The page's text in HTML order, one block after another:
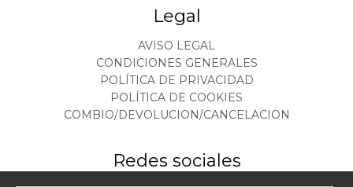
Legal
AVISO LEGAL
CONDICIONES GENERALES
POLÍTICA DE PRIVACIDAD
POLÍTICA DE COOKIES
COMBIO/DEVOLUCION/CANCELACION
Redes sociales